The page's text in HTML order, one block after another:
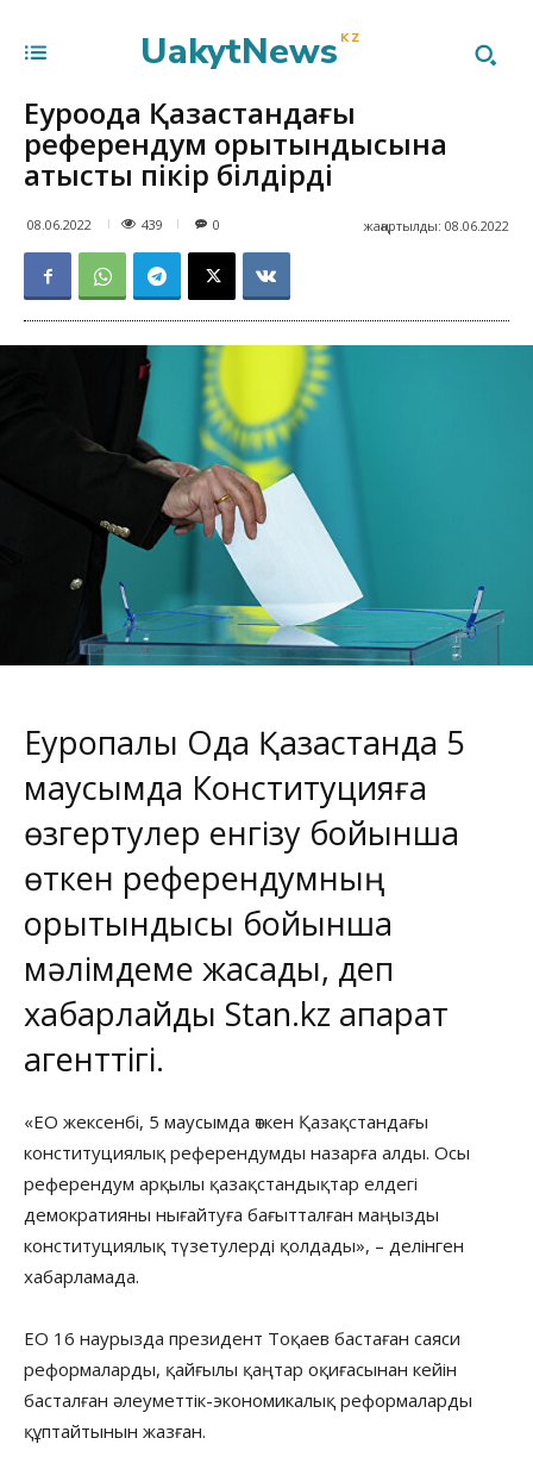
UakytNews KZ
Еуроодақ Қазақстандағы
референдум қорытындысына
қатысты пікір білдірді
08.06.2022 439 жаңартылды: 08.06.2022
0
Еуропалық Одақ Қазақстанда 5
маусымда Конституцияға
өзгертулер енгізу бойынша
өткен референдумның
қорытындысы бойынша
мәлімдеме жасады, деп
хабарлайды Stan.kz ақпарат
агенттігі.
«ЕО жексенбі, 5 маусымда өткен Қазақстандағы
конституциялық референдумды назарға алды. Осы
референдум арқылы қазақстандықтар елдегі
демократияны нығайтуға бағытталған маңызды
конституциялық түзетулерді қолдады», – делінген
хабарламада.
ЕО 16 наурызда президент Тоқаев бастаған саяси
реформаларды, қайғылы қаңтар оқиғасынан кейін
басталған әлеуметтік-экономикалық реформаларды
құптайтынын жазған.